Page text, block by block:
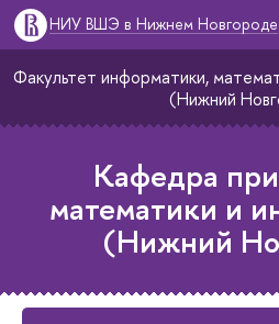
НИУ ВШЭ в Нижнем Новгороде
Факультет информатики,
(Нижний
Кафедра
математики и
(Нижний